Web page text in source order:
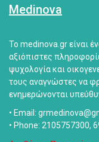
Medinova
Το medinova.gr είναι
αξιόπιστες
ψυχολογία και
τους αναγνώστες να
ενημερώνονται
• Email:
• Phone: 2105757300,